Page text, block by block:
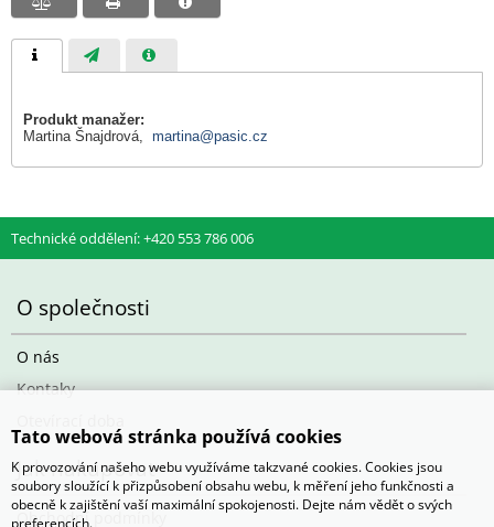
Produkt manažer:
Martina Šnajdrová, martina@pasic.cz
Technické oddělení: +420 553 786 006
O společnosti
O nás
Kontaky
Jak nakupovat
Obchodní podmínky
Tato webová stránka používá cookies
K provozování našeho webu využíváme takzvané cookies. Cookies jsou
soubory sloužící k přizpůsobení obsahu webu, k měření jeho funkčnosti a
obecně k zajištění vaší maximální spokojenosti. Dejte nám vědět o svých
preferencích.